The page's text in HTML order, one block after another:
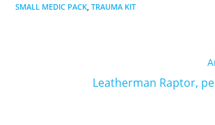
SMALL MEDIC PACK, TRAUMA KIT
Leatherman Raptor,